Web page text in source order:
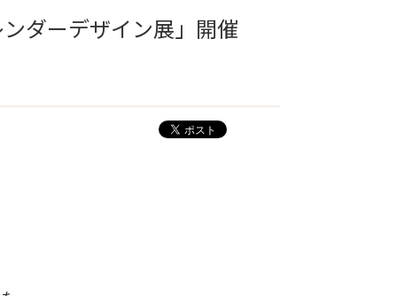
ダーデザイン展」開催